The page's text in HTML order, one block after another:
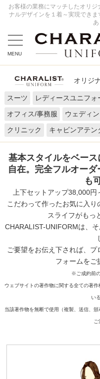
お客様の業務にマッチしたオリ
ナルデザインを１着～実現でき
全て
オ
お
MENU
オリジ
スーツ レディースユニフォ
オフィス/事務服
ウェディ
クリニック
キャビンアテン
基本スタイルをベー
自在。完全フルオー
も
上下セットアップ38,000
こだわって作ったお気に入
スライフがもっ
CHARALIST-UNIFORMは、
ご要望をお伝え下されば、
フォームをご
※ご成約前
ウェブサイトの著作物に関する全ての著
い
当該著作物を無断で使用（複製、送信、
ご